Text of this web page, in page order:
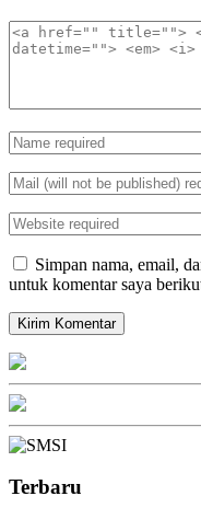
Simpan nama, email,
untuk komentar saya
Terbaru